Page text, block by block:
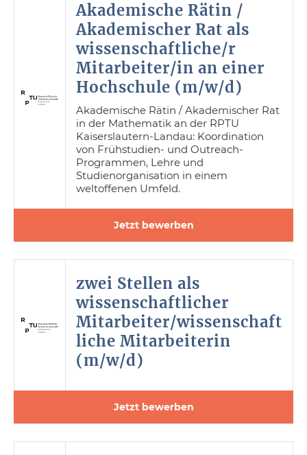
Akademische Rätin /
Akademischer Rat als
wissenschaftliche/r
Mitarbeiter/in an einer
Hochschule (m/w/d)
Akademische Rätin / Akademischer Rat
in der Mathematik an der RPTU
Kaiserslautern-Landau: Koordination
von Frühstudien- und Outreach-
Programmen, Lehre und
Studienorganisation in einem
weltoffenen Umfeld.
Jetzt bewerben
zwei Stellen als
wissenschaftlicher
Mitarbeiter/wissenschaft
liche Mitarbeiterin
(m/w/d)
Jetzt bewerben